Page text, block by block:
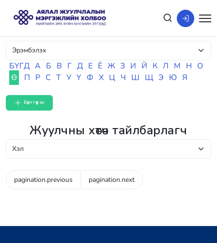
БҮГД А Б В Г Д Е Ё Ж З И Й К Л М Н О
Ө
П Р С Т У Ү Ф Х Ц Ч Ш Щ Э Ю Я
Бүртгүүлэх
Жуулчны хөтөч тайлбарлагч
pagination.previous pagination.next